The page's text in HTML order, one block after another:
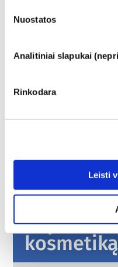
Nuostatos
Analitiniai slapukai
Rinkodara
Leisti
Priklauso šioms
Odos priežiūros
Kosmetikos sudėtinės
Atkreipkite dėmesį,
dalims už ES ribų gali
Suprasti